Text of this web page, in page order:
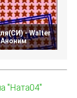
- Walter
Аноним
"Ната04"